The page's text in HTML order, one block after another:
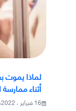
لماذا
أثناء
16 فبراير ، 2022